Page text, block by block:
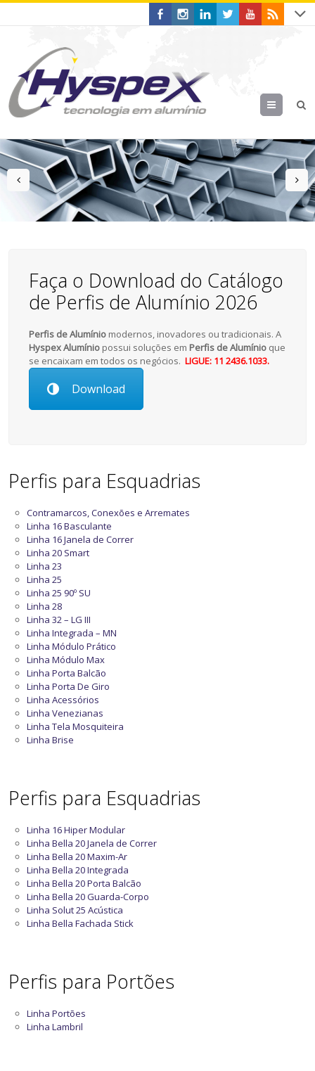
Menu
prev
Faça o Download do Catálogo
de Perfis de Alumínio 2026
Perfis de Alumínio modernos, inovadores ou tradicionais. A
Hyspex Alumínio possui soluções em Perfis de Alumínio que
se encaixam em todos os negócios.LIGUE: 11 2436.1033.
Download
Perfis para Esquadrias
Contramarcos, Conexões e Arremates
Linha 16 Basculante
Linha 16 Janela de Correr
Linha 20 Smart
Linha 23
Linha 25
Linha 25 90º SU
Linha 28
Linha 32 – LG III
Linha Integrada – MN
Linha Módulo Prático
Linha Módulo Max
Linha Porta Balcão
Linha Porta De Giro
Linha Acessórios
Linha Venezianas
Linha Tela Mosquiteira
Linha Brise
Perfis para Esquadrias
Linha 16 Hiper Modular
Linha Bella 20 Janela de Correr
Linha Bella 20 Maxim-Ar
Linha Bella 20 Integrada
Linha Bella 20 Porta Balcão
Linha Bella 20 Guarda-Corpo
Linha Solut 25 Acústica
Linha Bella Fachada Stick
Perfis para Portões
Linha Portões
Linha Lambril